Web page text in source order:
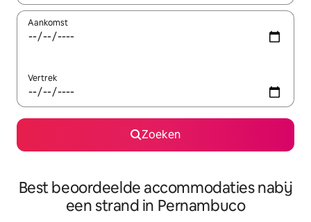
Aankomst
Vertrek
Zoeken
Best beoordeelde accommodaties nabij
een strand in Pernambuco